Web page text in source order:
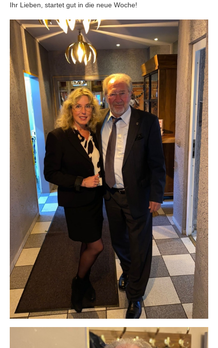
Ihr Lieben, startet gut in die neue Woche!